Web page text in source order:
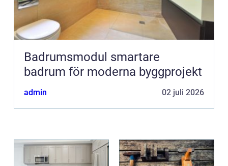
Badrumsmodul smartare
badrum för moderna byggprojekt
admin 02 juli 2026